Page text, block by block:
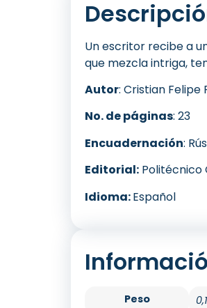
Un escritor recibe a
que mezcla intriga,
Autor: Cristian Felipe
No. de páginas: 23
Encuadernación:
Editorial: Politécnico
Idioma:Español
Peso